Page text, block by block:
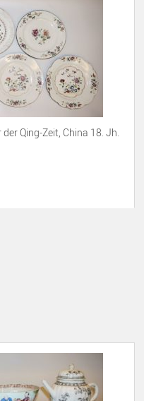
Qing-Zeit, China 18. Jh.